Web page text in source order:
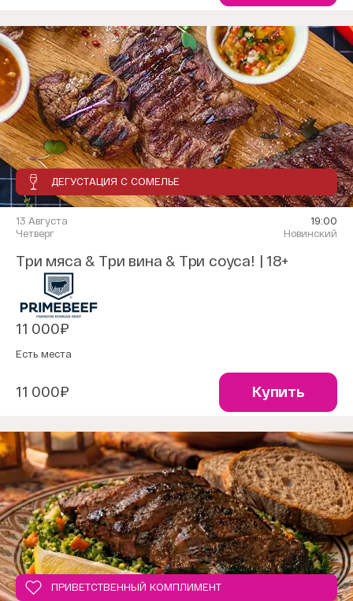
ДЕГУСТАЦИЯ С СОМЕЛЬЕ
13 Августа
Четверг
19:00
Новинский
Три мяса & Три вина & Три соуса! | 18+
11 000₽
Есть места
11 000₽ Купить
ПРИВЕТСТВЕННЫЙ КОМПЛИМЕНТ